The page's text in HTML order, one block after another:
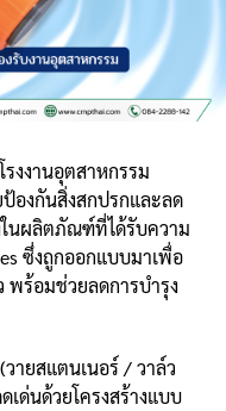
งงานอุตสาหกรรม
องกันสิ่งสกปรกและลด
นผลิตภัณฑ์ที่ได้รับความ
ซึ่งถูกออกแบบมาเพื่อ
พร้อมช่วยลดการบำรุง
วายสแตนเนอร์ / วาล์ว
ด่นด้วยโครงสร้างแบบ